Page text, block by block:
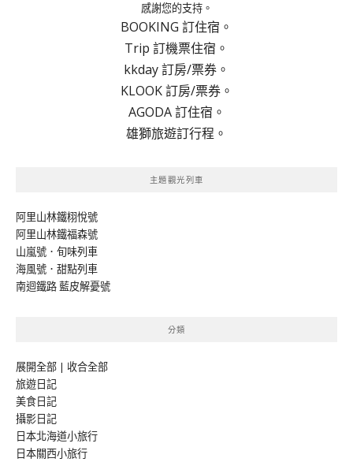
感謝您的支持。
BOOKING 訂住宿。
Trip 訂機票住宿。
kkday 訂房/票券。
KLOOK 訂房/票券。
AGODA 訂住宿。
雄獅旅遊訂行程。
主題觀光列車
阿里山林鐵栩悅號
阿里山林鐵福森號
山嵐號．旬味列車
海風號．甜點列車
南迴鐵路 藍皮解憂號
分類
展開全部 | 收合全部
旅遊日記
美食日記
攝影日記
日本北海道小旅行
日本關西小旅行